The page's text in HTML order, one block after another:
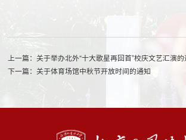
上一篇：关于举办北外“十大歌星再回首”校庆文艺汇演的
下一篇：关于体育场馆中秋节开放时间的通知